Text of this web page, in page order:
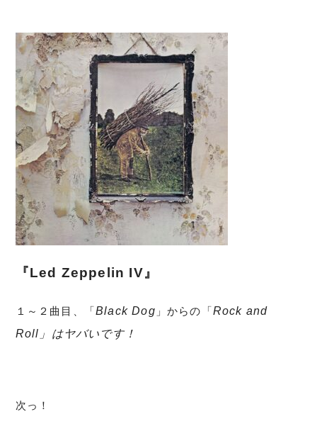
『Led Zeppelin IV』
１～２曲目、「Black Dog 」からの「Rock and
Roll」はヤバいです！
次っ！